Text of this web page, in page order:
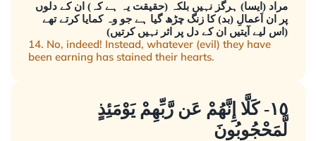
مراد (ایسا) ہرگز نہیں بلکہ (حقیقت یہ ہے کہ) ان کے دلوں
پر ان اَعمالِ (بد) کا زنگ چڑھ گیا ہے جو وہ کمایا کرتے تھے
(اس لیے آیتیں ان کے دل پر اثر نہیں کرتیں)
14. No, indeed! Instead, whatever (evil) they have
been earning has stained their hearts.
١٥- كَلَّا إِنَّهُمْ عَن رَّبِّهِمْ يَوْمَئِذٍ
لَّمَحْجُوبُونَ